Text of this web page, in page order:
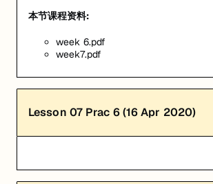
本节课程资料:
week 6.pdf
week7.pdf
Lesson 07 Prac 6 (16 Apr 2020)